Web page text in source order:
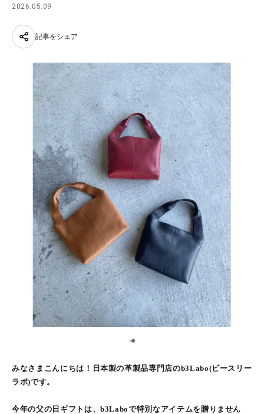
2026.05.09
記事をシェア
1
みなさまこんにちは！日本製の革製品専門店のb3Labo(ビースリー
ラボ)です。
今年の父の日ギフトは、b3Laboで特別なアイテムを贈りません